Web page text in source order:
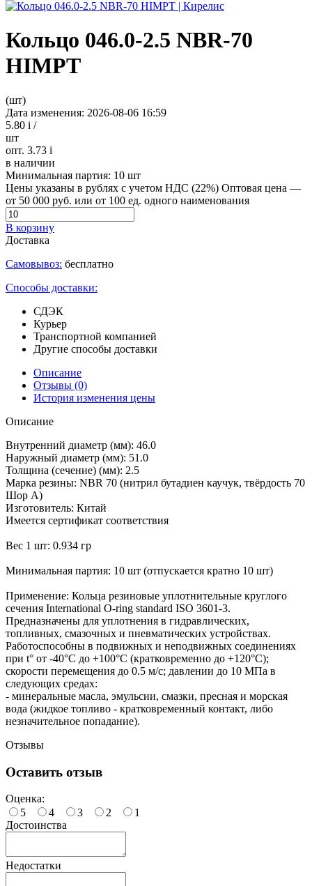
Кольцо 046.0-2.5 NBR-70
HIMPT
(шт)
Дата изменения: 2026-08-06 16:59
5.80 i /
шт
опт. 3.73 i
в наличии
Минимальная партия: 10 шт
Цены указаны в рублях с учетом НДС (22%) Оптовая цена —
от 50 000 руб. или от 100 ед. одного наименования
В корзину
Доставка
Самовывоз: бесплатно
Способы доставки:
СДЭК
Курьер
Транспортной компанией
Другие способы доставки
Описание
Отзывы (0)
История изменения цены
Описание
Внутренний диаметр (мм): 46.0
Наружный диаметр (мм): 51.0
Толщина (сечение) (мм): 2.5
Марка резины: NBR 70 (нитрил бутадиен каучук, твёрдость 70
Шор А)
Изготовитель: Китай
Имеется сертификат соответствия
Вес 1 шт: 0.934 гр
Минимальная партия: 10 шт (отпускается кратно 10 шт)
Применение: Кольца резиновые уплотнительные круглого
сечения International O-ring standard ISO 3601-3.
Предназначены для уплотнения в гидравлических,
топливных, смазочных и пневматических устройствах.
Работоспособны в подвижных и неподвижных соединениях
при t° от -40°С до +100°С (кратковременно до +120°С);
скорости перемещения до 0.5 м/с; давлении до 10 МПа в
следующих средах:
- минеральные масла, эмульсии, смазки, пресная и морская
вода (жидкое топливо - кратковременный контакт, либо
незначительное попадание).
Отзывы
Оставить отзыв
Оценка:
5
4 3 2
1
Достоинства
Недостатки